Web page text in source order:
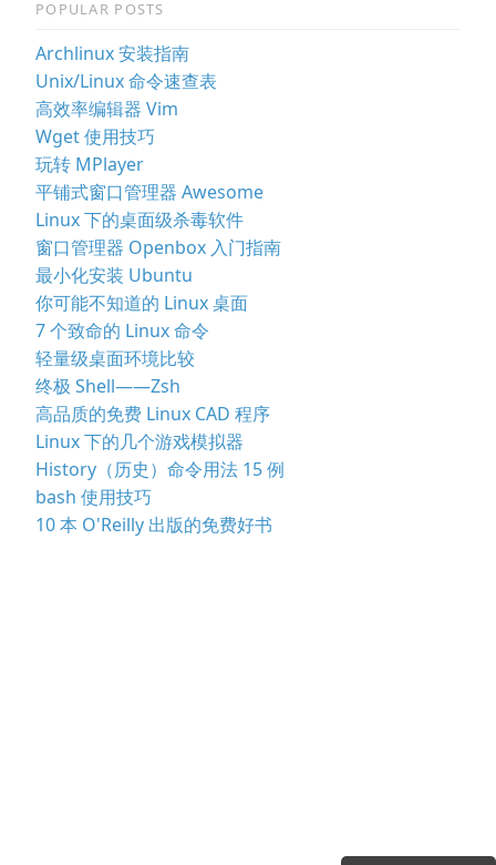
POPULAR POSTS
Archlinux 安装指南
Unix/Linux 命令速查表
高效率编辑器 Vim
Wget 使用技巧
玩转 MPlayer
平铺式窗口管理器 Awesome
Linux 下的桌面级杀毒软件
窗口管理器 Openbox 入门指南
最小化安装 Ubuntu
你可能不知道的 Linux 桌面
7 个致命的 Linux 命令
轻量级桌面环境比较
终极 Shell——Zsh
高品质的免费 Linux CAD 程序
Linux 下的几个游戏模拟器
History（历史）命令用法 15 例
bash 使用技巧
10 本 O'Reilly 出版的免费好书